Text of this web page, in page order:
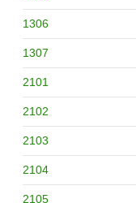
1306
1307
2101
2102
2103
2104
2105